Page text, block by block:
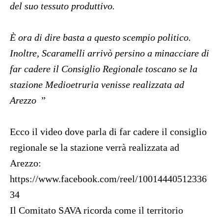
del suo tessuto produttivo.
È ora di dire basta a questo scempio politico.
Inoltre, Scaramelli arrivò persino a minacciare di
far cadere il Consiglio Regionale toscano se la
stazione Medioetruria venisse realizzata ad
Arezzo ”
Ecco il video dove parla di far cadere il consiglio
regionale se la stazione verrà realizzata ad
Arezzo:
https://www.facebook.com/reel/10014440512336
34
Il Comitato SAVA ricorda come il territorio